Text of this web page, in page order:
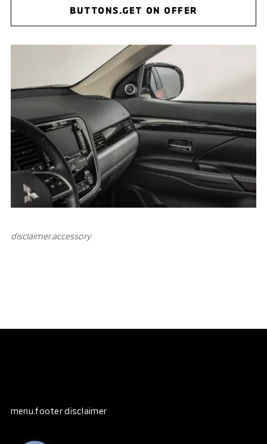
BUTTONS.GET ON OFFER
disclaimer.аccessory
menu.footer disclaimer